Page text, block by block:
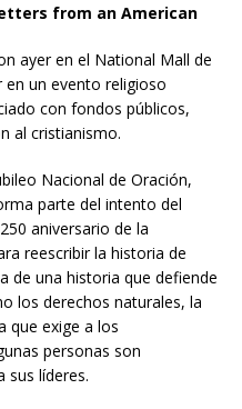
from an American
ayer en el National Mall de
en un evento religioso
con fondos públicos,
al cristianismo.
Nacional de Oración,
parte del intento del
aniversario de la
reescribir la historia de
de una historia que defiende
los derechos naturales, la
que exige a los
personas son
sus líderes.